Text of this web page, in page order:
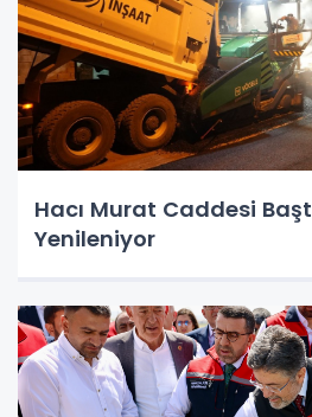
Hacı Murat Caddesi
Yenileniyor